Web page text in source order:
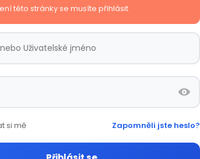
této stránky se musíte přihlásit
si mě Zapomněli jste heslo?